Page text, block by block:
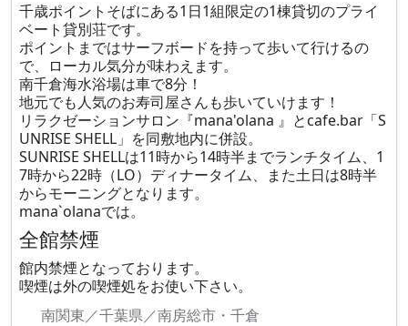
千歳ポイントそばにある1日1組限定の1棟貸切のプライ
ベート貸別荘です。
ポイントまではサーフボードを持って歩いて行けるの
で、ローカル気分が味わえます。
南千倉海水浴場は車で8分！
地元でも人気のお寿司屋さんも歩いていけます！
リラクゼーションサロン『mana'olana 』とcafe.bar「S
UNRISE SHELL」を同敷地内に併設。
SUNRISE SHELLは11時から14時半までランチタイム、1
7時から22時（LO）ディナータイム、また土日は8時半
からモーニングとなります。
mana`olanaでは。
全館禁煙
館内禁煙となっております。
喫煙は外の喫煙処をお使い下さい。
南関東／千葉県／南房総市・千倉